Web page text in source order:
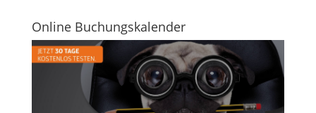
Online Buchungskalender